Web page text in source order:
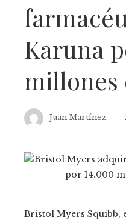
Karuna
millones
Juan Martínez
Bristol Myers Squibb,